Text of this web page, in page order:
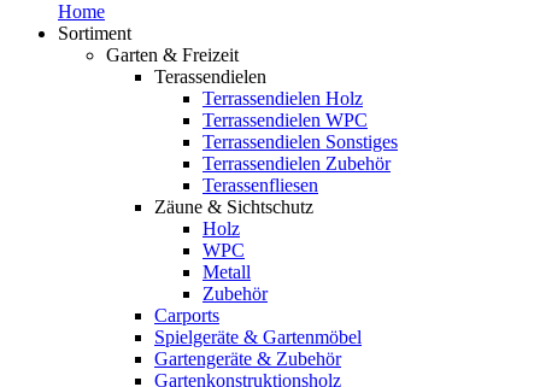
Home
Sortiment
Garten & Freizeit
Terassendielen
Terrassendielen Holz
Terrassendielen WPC
Terrassendielen Sonstiges
Terrassendielen Zubehör
Terassenfliesen
Zäune & Sichtschutz
Holz
WPC
Metall
Zubehör
Carports
Spielgeräte & Gartenmöbel
Gartengeräte & Zubehör
Gartenkonstruktionsholz